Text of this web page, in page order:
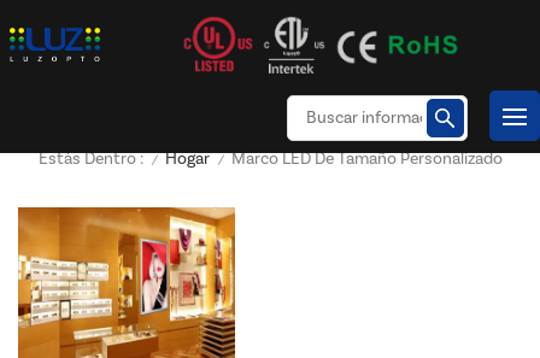
Estás Dentro : / Hogar / Marco LED De Tamaño Personalizado